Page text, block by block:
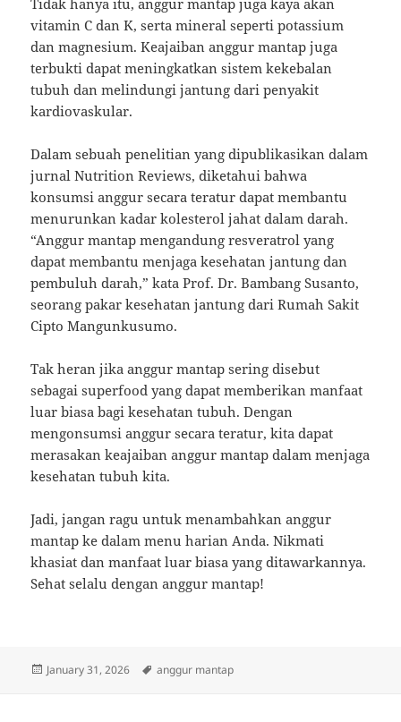
Tidak hanya itu, anggur mantap juga kaya akan
vitamin C dan K, serta mineral seperti potassium
dan magnesium. Keajaiban anggur mantap juga
terbukti dapat meningkatkan sistem kekebalan
tubuh dan melindungi jantung dari penyakit
kardiovaskular.
Dalam sebuah penelitian yang dipublikasikan dalam
jurnal Nutrition Reviews, diketahui bahwa
konsumsi anggur secara teratur dapat membantu
menurunkan kadar kolesterol jahat dalam darah.
“Anggur mantap mengandung resveratrol yang
dapat membantu menjaga kesehatan jantung dan
pembuluh darah,” kata Prof. Dr. Bambang Susanto,
seorang pakar kesehatan jantung dari Rumah Sakit
Cipto Mangunkusumo.
Tak heran jika anggur mantap sering disebut
sebagai superfood yang dapat memberikan manfaat
luar biasa bagi kesehatan tubuh. Dengan
mengonsumsi anggur secara teratur, kita dapat
merasakan keajaiban anggur mantap dalam menjaga
kesehatan tubuh kita.
Jadi, jangan ragu untuk menambahkan anggur
mantap ke dalam menu harian Anda. Nikmati
khasiat dan manfaat luar biasa yang ditawarkannya.
Sehat selalu dengan anggur mantap!
Posted
January 31, 2026 Tags
anggur mantap